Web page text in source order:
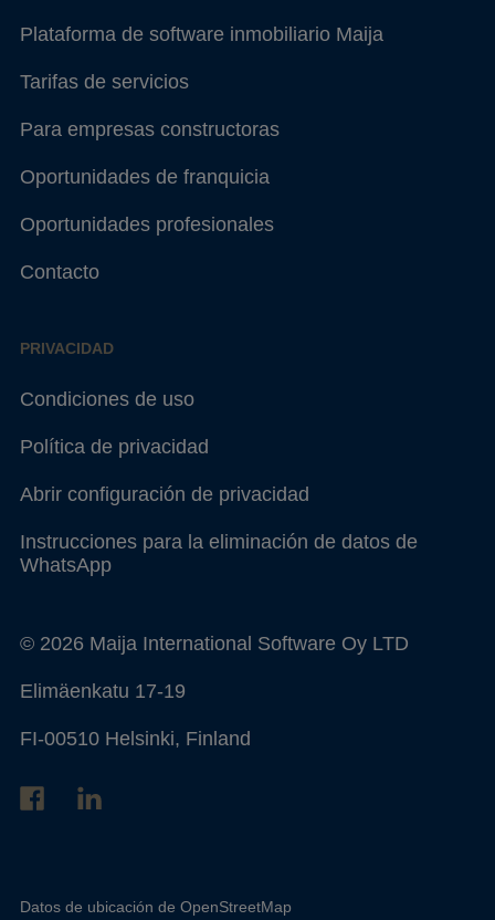
Plataforma de software inmobiliario Maija
Tarifas de servicios
Para empresas constructoras
Oportunidades de franquicia
Oportunidades profesionales
Contacto
PRIVACIDAD
Condiciones de uso
Política de privacidad
Abrir configuración de privacidad
Instrucciones para la eliminación de datos de
WhatsApp
© 2026 Maija International Software Oy LTD
Elimäenkatu 17-19
FI-00510 Helsinki, Finland
Datos de ubicación de OpenStreetMap